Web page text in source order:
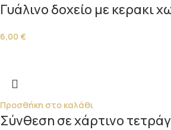
Γυάλινο δοχείο με κερακι
6,00 €
Προσθήκη στο καλάθι
Σύνθεση σε χάρτινο